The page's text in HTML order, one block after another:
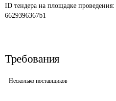
ID тендера на площадке проведения:
6629396367b1
Требования
Несколько поставщиков